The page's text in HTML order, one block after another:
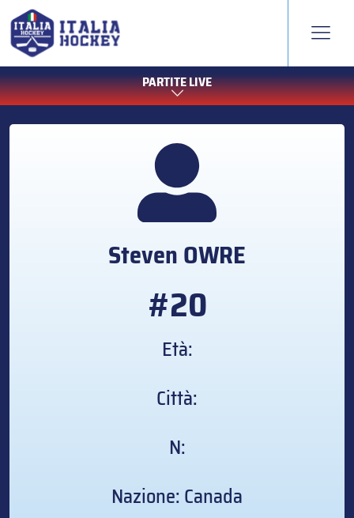
PARTITE LIVE
StevenOWRE
#20
Età:
Città:
N:
Nazione: Canada